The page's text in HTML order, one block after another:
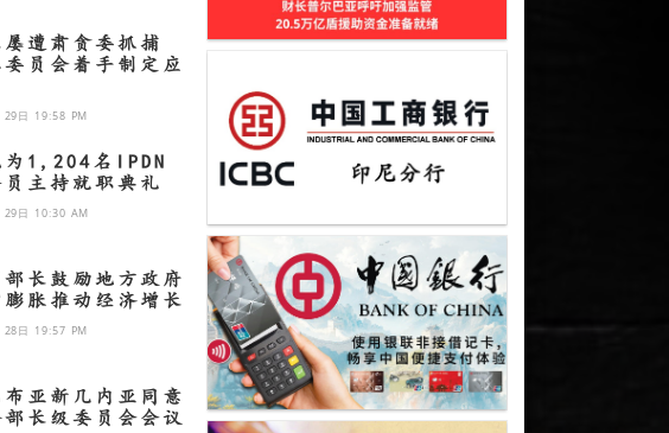
遭肃贪委抓捕
委员会着手制定应
日 19:58 PM
为1,204名IPDN
主持就职典礼
29日 10:30 AM
部长鼓励地方政府
胀推动经济增长
日 19:57 PM
布亚新几内亚同意
长级委员会会议